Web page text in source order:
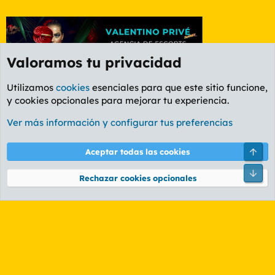
Foro General
Cookies
PL OLDSTYLE AMARILLO
Términos y reglas Política de privacidad Ayuda
Community platform by XenForo® © 2010-2026 XenForo Ltd.
Valoramos tu privacidad
Utilizamos cookies esenciales para que este sitio funcione,
y cookies opcionales para mejorar tu experiencia.
Ver más información y configurar tus preferencias
Aceptar todas las cookies
Rechazar cookies opcionales
Pie